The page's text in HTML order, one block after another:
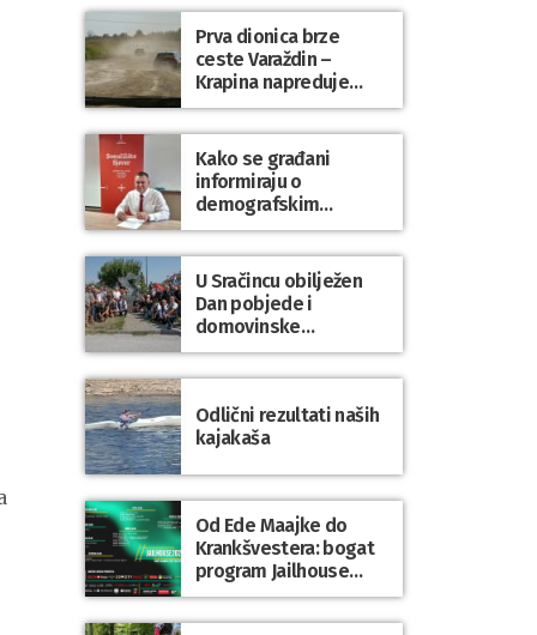
Prva dionica brze
ceste Varaždin –
Krapina napreduje
prema planu
Kako se građani
informiraju o
demografskim
mjerama? Sudjelujte u
istraživanju!
U Sračincu obilježen
Dan pobjede i
domovinske
zahvalnosti te Dan
hrvatskih branitelja
Odlični rezultati naših
kajakaša
Od Ede Maajke do
Krankšvestera: bogat
program Jailhouse
Festivala 2026. u
Lepoglavi